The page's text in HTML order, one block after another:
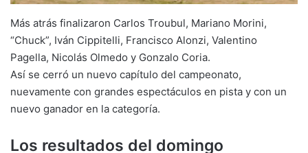
Más atrás finalizaron Carlos Troubul, Mariano Morini,
“Chuck”, Iván Cippitelli, Francisco Alonzi, Valentino
Pagella, Nicolás Olmedo y Gonzalo Coria.
Así se cerró un nuevo capítulo del campeonato,
nuevamente con grandes espectáculos en pista y con un
nuevo ganador en la categoría.
Los resultados del domingo